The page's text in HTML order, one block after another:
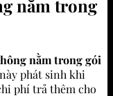
nằm trong
nằm trong gói
phát sinh khi
phí trả thêm cho